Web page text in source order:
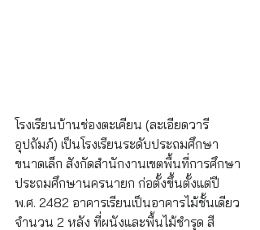
โรงเรียนบ้านช่องตะเคียน (ละเอียดวารี
อุปถัมภ์) เป็นโรงเรียนระดับประถมศึกษา
ขนาดเล็ก สังกัดสำนักงานเขตพื้นที่การศึกษา
ประถมศึกษานครนายก ก่อตั้งขึ้นตั้งแต่ปี
พ.ศ. 2482 อาคารเรียนเป็นอาคารไม้ชั้นเดียว
จำนวน 2 หลัง ที่ผนังและพื้นไม้ชำรุด สี